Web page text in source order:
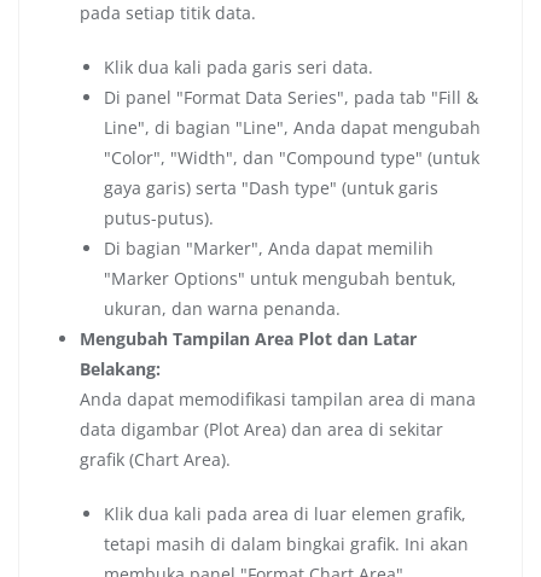
pada setiap titik data.
Klik dua kali pada garis seri data.
Di panel "Format Data Series", pada tab "Fill &
Line", di bagian "Line", Anda dapat mengubah
"Color", "Width", dan "Compound type" (untuk
gaya garis) serta "Dash type" (untuk garis
putus-putus).
Di bagian "Marker", Anda dapat memilih
"Marker Options" untuk mengubah bentuk,
ukuran, dan warna penanda.
Mengubah Tampilan Area Plot dan Latar
Belakang:
Anda dapat memodifikasi tampilan area di mana
data digambar (Plot Area) dan area di sekitar
grafik (Chart Area).
Klik dua kali pada area di luar elemen grafik,
tetapi masih di dalam bingkai grafik. Ini akan